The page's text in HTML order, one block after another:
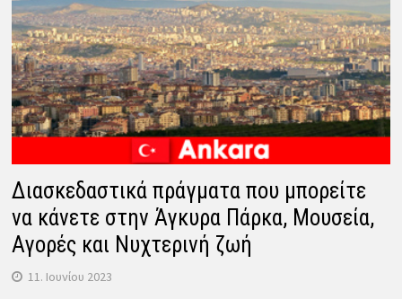
Διασκεδαστικά πράγματα που μπορείτε
να κάνετε στην Άγκυρα Πάρκα, Μουσεία,
Αγορές και Νυχτερινή ζωή
11. Ιουνίου 2023